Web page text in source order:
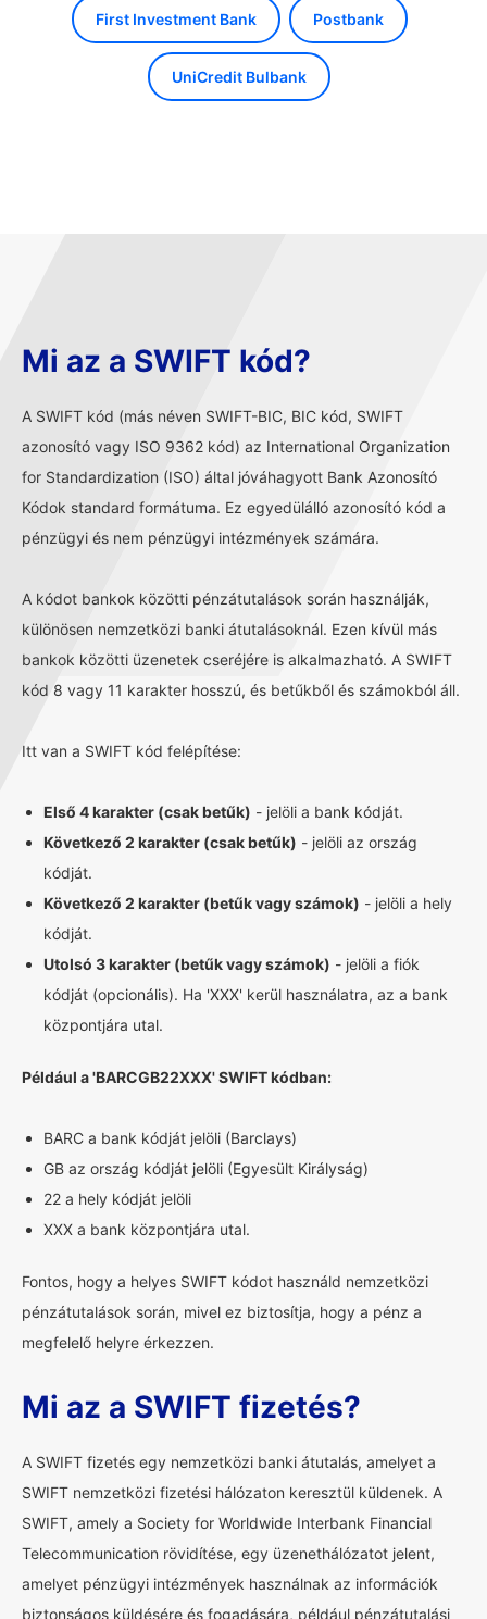
First Investment Bank Postbank
UniCredit Bulbank
Mi az a SWIFT kód?
A SWIFT kód (más néven SWIFT-BIC, BIC kód, SWIFT
azonosító vagy ISO 9362 kód) az International Organization
for Standardization (ISO) által jóváhagyott Bank Azonosító
Kódok standard formátuma. Ez egyedülálló azonosító kód a
pénzügyi és nem pénzügyi intézmények számára.
A kódot bankok közötti pénzátutalások során használják,
különösen nemzetközi banki átutalásoknál. Ezen kívül más
bankok közötti üzenetek cseréjére is alkalmazható. A SWIFT
kód 8 vagy 11 karakter hosszú, és betűkből és számokból áll.
Itt van a SWIFT kód felépítése:
Első 4 karakter (csak betűk) - jelöli a bank kódját.
Következő 2 karakter (csak betűk) - jelöli az ország
kódját.
Következő 2 karakter (betűk vagy számok) - jelöli a hely
kódját.
Utolsó 3 karakter (betűk vagy számok) - jelöli a fiók
kódját (opcionális). Ha 'XXX' kerül használatra, az a bank
központjára utal.
Például a 'BARCGB22XXX' SWIFT kódban:
BARC a bank kódját jelöli (Barclays)
GB az ország kódját jelöli (Egyesült Királyság)
22 a hely kódját jelöli
XXX a bank központjára utal.
Fontos, hogy a helyes SWIFT kódot használd nemzetközi
pénzátutalások során, mivel ez biztosítja, hogy a pénz a
megfelelő helyre érkezzen.
Mi az a SWIFT fizetés?
A SWIFT fizetés egy nemzetközi banki átutalás, amelyet a
SWIFT nemzetközi fizetési hálózaton keresztül küldenek. A
SWIFT, amely a Society for Worldwide Interbank Financial
Telecommunication rövidítése, egy üzenethálózatot jelent,
amelyet pénzügyi intézmények használnak az információk
biztonságos küldésére és fogadására, például pénzátutalási